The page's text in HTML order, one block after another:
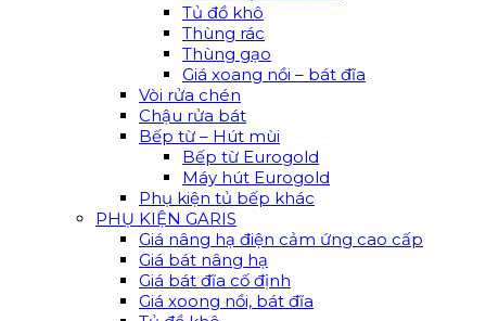
Tủ đồ khô
Thùng rác
Thùng gạo
Giá xoang nồi – bát đĩa
Vòi rửa chén
Chậu rửa bát
Bếp từ – Hút mùi
Bếp từ Eurogold
Máy hút Eurogold
Phụ kiện tủ bếp khác
PHỤ KIỆN GARIS
Giá nâng hạ điện cảm ứng cao cấp
Giá bát nâng hạ
Giá bát đĩa cố định
Giá xoong nồi, bát đĩa